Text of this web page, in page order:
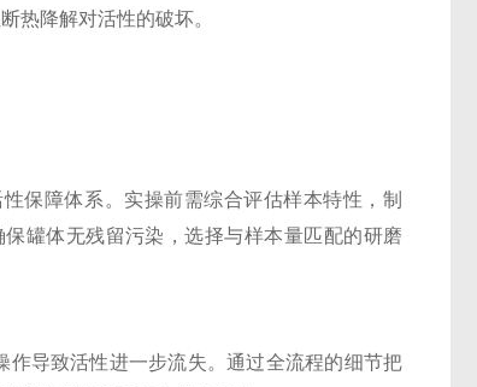
热降解对活性的破坏。
障体系。实操前需综合评估样本特性，制
罐体无残留污染，选择与样本量匹配的研磨
导致活性进一步流失。通过全流程的细节把